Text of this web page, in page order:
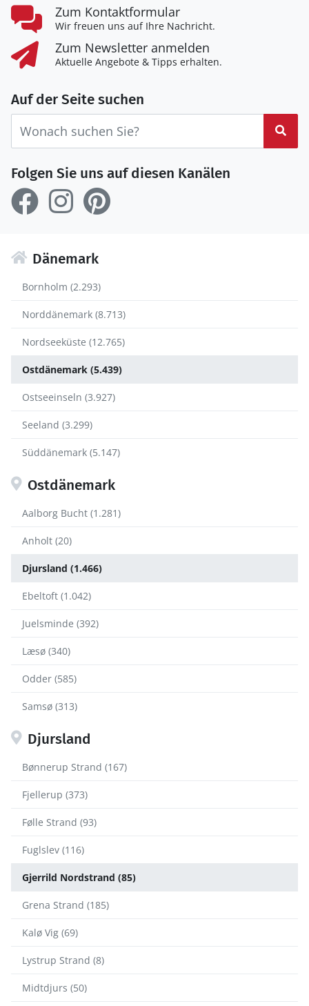
Zum Kontaktformular
Wir freuen uns auf Ihre Nachricht.
Zum Newsletter anmelden
Aktuelle Angebote & Tipps erhalten.
Auf der Seite suchen
Folgen Sie uns auf diesen Kanälen
Dänemark
Bornholm (2.293)
Norddänemark (8.713)
Nordseeküste (12.765)
Ostdänemark (5.439)
Ostseeinseln (3.927)
Seeland (3.299)
Süddänemark (5.147)
Ostdänemark
Aalborg Bucht (1.281)
Anholt (20)
Djursland (1.466)
Ebeltoft (1.042)
Juelsminde (392)
Læsø (340)
Odder (585)
Samsø (313)
Djursland
Bønnerup Strand (167)
Fjellerup (373)
Følle Strand (93)
Fuglslev (116)
Gjerrild Nordstrand (85)
Grena Strand (185)
Kalø Vig (69)
Lystrup Strand (8)
Midtdjurs (50)